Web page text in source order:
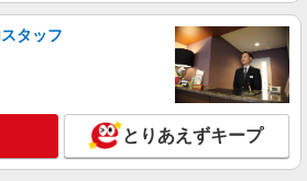
月2回払い・週払い可能（規程
゜・。○。・゜+゜・。○。・゜+゜
詳細を見る
ユー】の店舗スタッフ
給1450円〜 ※残業代支給 ★交通費別途支給
○。・゜+゜・。○。・゜
タッフ
とりあえずキープ